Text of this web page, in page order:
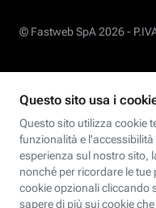
© Fastweb SpA 2026 -